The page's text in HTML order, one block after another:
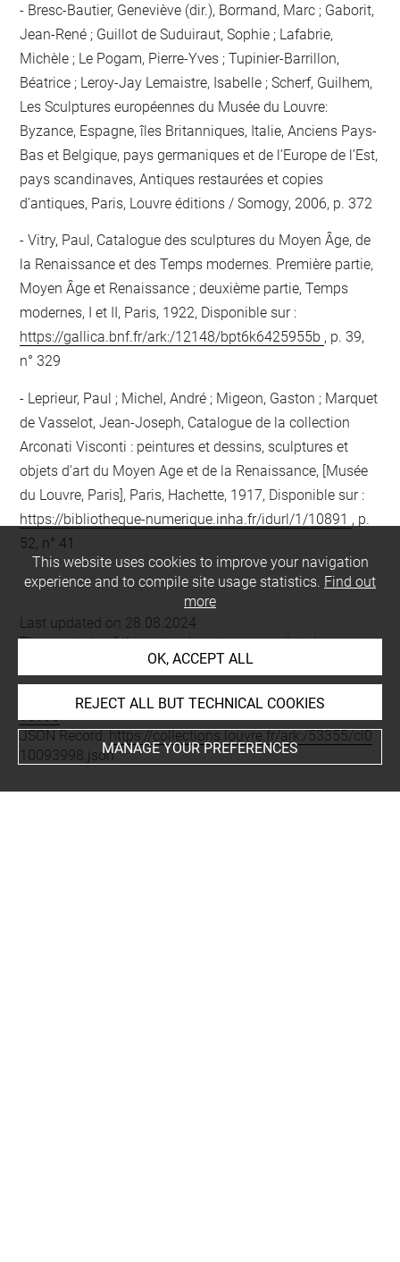
Bresc-Bautier, Geneviève (dir.), Bormand, Marc ; Gaborit,
Jean-René ; Guillot de Suduiraut, Sophie ; Lafabrie,
Michèle ; Le Pogam, Pierre-Yves ; Tupinier-Barrillon,
Béatrice ; Leroy-Jay Lemaistre, Isabelle ; Scherf, Guilhem,
Les Sculptures européennes du Musée du Louvre:
Byzance, Espagne, îles Britanniques, Italie, Anciens Pays-
Bas et Belgique, pays germaniques et de l’Europe de l’Est,
pays scandinaves, Antiques restaurées et copies
d’antiques, Paris, Louvre éditions / Somogy, 2006, p. 372
Vitry, Paul, Catalogue des sculptures du Moyen Âge, de
la Renaissance et des Temps modernes. Première partie,
Moyen Âge et Renaissance ; deuxième partie, Temps
modernes, I et II, Paris, 1922, Disponible sur :
https://gallica.bnf.fr/ark:/12148/bpt6k6425955b , p. 39,
n° 329
Leprieur, Paul ; Michel, André ; Migeon, Gaston ; Marquet
de Vasselot, Jean-Joseph, Catalogue de la collection
Arconati Visconti : peintures et dessins, sculptures et
objets d'art du Moyen Age et de la Renaissance, [Musée
du Louvre, Paris], Paris, Hachette, 1917, Disponible sur :
https://bibliotheque-numerique.inha.fr/idurl/1/10891 , p.
52, n° 41
Last updated on 28.08.2024
The contents of this entry do not necessarily take
account of the latest data.
Permalink:https://collections.louvre.fr/ark:/53355/cl0100
JSON Record:https://collections.louvre.fr/ark:/53355/cl0
10093998.json
This website uses cookies to improve your navigation
experience and to compile site usage statistics. Find out
more
OK, ACCEPT ALL
REJECT ALL BUT TECHNICAL COOKIES
MANAGE YOUR PREFERENCES